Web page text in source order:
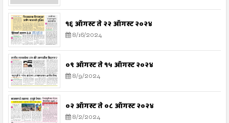
१६ ऑगस्ट ते २२ ऑगस्ट २०२४
8/16/2024
०९ ऑगस्ट ते १५ ऑगस्ट २०२४
8/9/2024
०२ ऑगस्ट ते ०८ ऑगस्ट २०२४
8/2/2024